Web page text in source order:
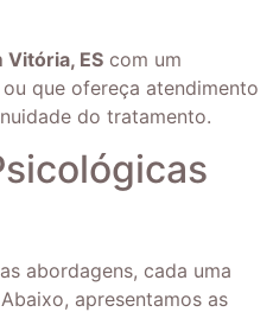
Vitória, ES com um
que ofereça atendimento
do tratamento.
abordagens, cada uma
apresentamos as